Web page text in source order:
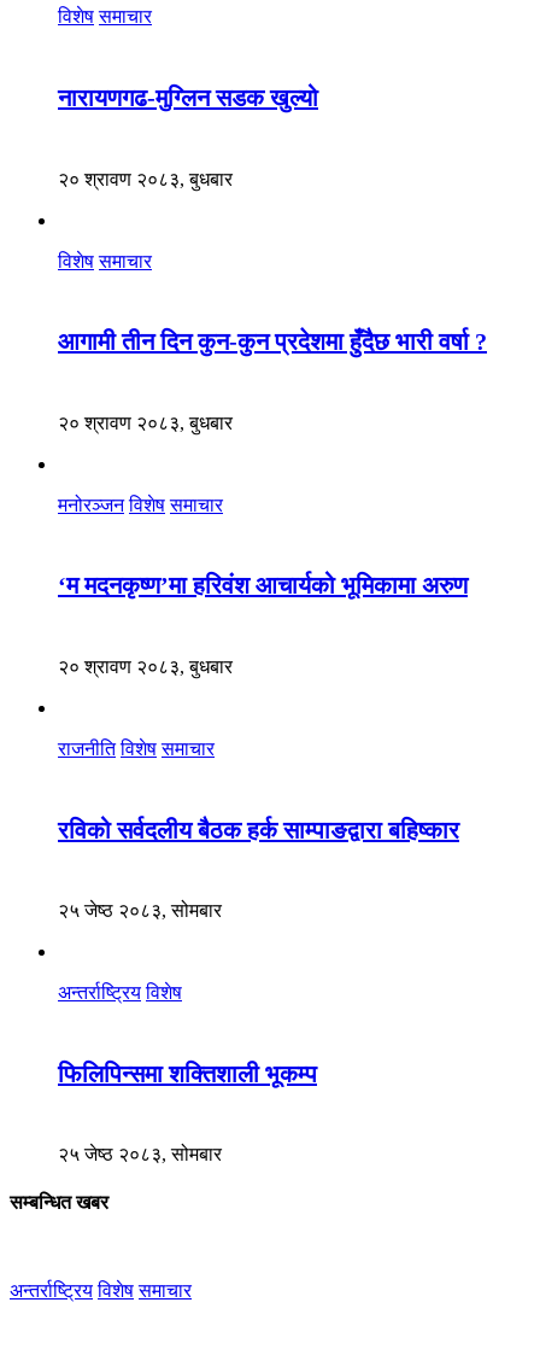
विशेष समाचार
नारायणगढ-मुग्लिन सडक खुल्यो
२० श्रावण २०८३, बुधबार
विशेष समाचार
आगामी तीन दिन कुन-कुन प्रदेशमा हुँदैछ भारी वर्षा ?
२० श्रावण २०८३, बुधबार
मनोरञ्जन विशेष समाचार
‘म मदनकृष्ण’मा हरिवंश आचार्यको भूमिकामा अरुण
२० श्रावण २०८३, बुधबार
राजनीति विशेष समाचार
रविको सर्वदलीय बैठक हर्क साम्पाङद्वारा बहिष्कार
२५ जेष्ठ २०८३, सोमबार
अन्तर्राष्ट्रिय विशेष
फिलिपिन्समा शक्तिशाली भूकम्प
२५ जेष्ठ २०८३, सोमबार
सम्बन्धित खबर
अन्तर्राष्ट्रिय विशेष समाचार